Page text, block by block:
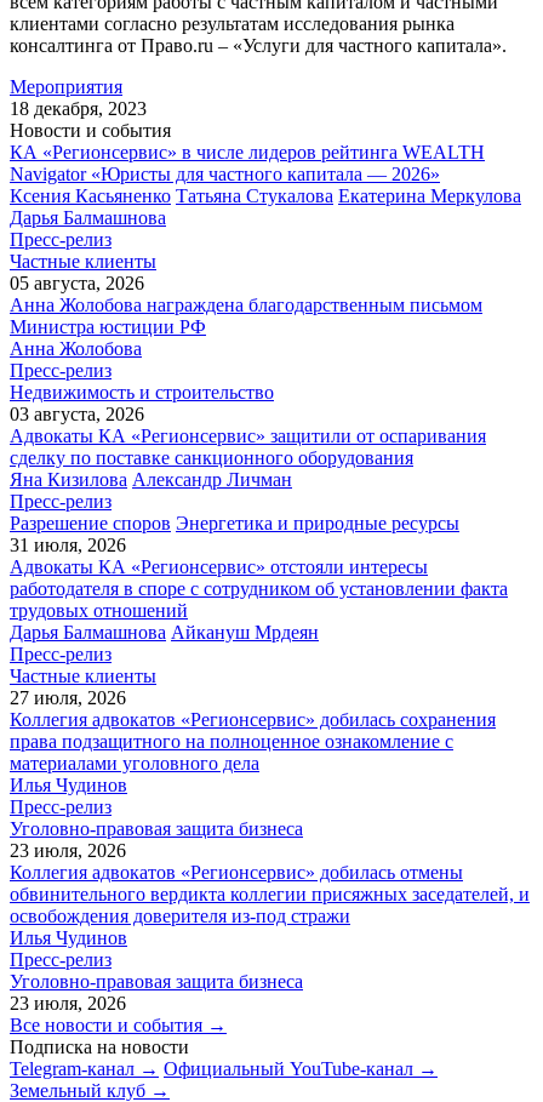
клиентами согласно результатам исследования рынка
консалтинга от Право.ru – «Услуги для частного капитала».
Мероприятия
18 декабря, 2023
Новости и события
КА «Регионсервис» в числе лидеров рейтинга WEALTH
Navigator «Юристы для частного капитала — 2026»
Ксения Касьяненко Татьяна Стукалова Екатерина Меркулова
Дарья Балмашнова
Пресс-релиз
Частные клиенты
05 августа, 2026
Анна Жолобова награждена благодарственным письмом
Министра юстиции РФ
Анна Жолобова
Пресс-релиз
Недвижимость и строительство
03 августа, 2026
Адвокаты КА «Регионсервис» защитили от оспаривания
сделку по поставке санкционного оборудования
Яна Кизилова Александр Личман
Пресс-релиз
Разрешение споров Энергетика и природные ресурсы
31 июля, 2026
Адвокаты КА «Регионсервис» отстояли интересы
работодателя в споре с сотрудником об установлении факта
трудовых отношений
Дарья Балмашнова Айкануш Мрдеян
Пресс-релиз
Частные клиенты
27 июля, 2026
Коллегия адвокатов «Регионсервис» добилась сохранения
права подзащитного на полноценное ознакомление с
материалами уголовного дела
Илья Чудинов
Пресс-релиз
Уголовно-правовая защита бизнеса
23 июля, 2026
Коллегия адвокатов «Регионсервис» добилась отмены
обвинительного вердикта коллегии присяжных заседателей, и
освобождения доверителя из-под стражи
Илья Чудинов
Пресс-релиз
Уголовно-правовая защита бизнеса
23 июля, 2026
Все новости и события →
Подписка на новости
Telegram-канал → Официальный YouTube-канал →
Земельный клуб →